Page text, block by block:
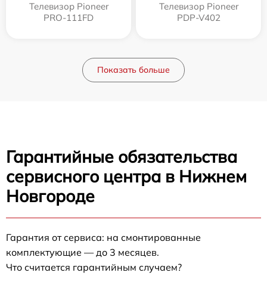
Телевизор Pioneer
PRO-111FD
Телевизор Pioneer
PDP-V402
Показать больше
Гарантийные обязательства
сервисного центра в Нижнем
Новгороде
Гарантия от сервиса: на смонтированные
комплектующие — до 3 месяцев.
Что считается гарантийным случаем?